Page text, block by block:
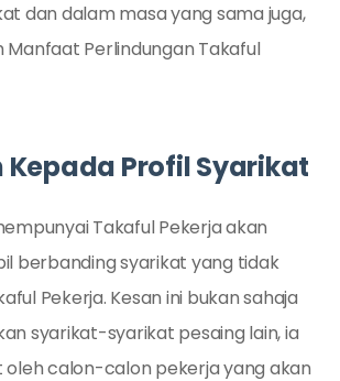
dan dalam masa yang sama juga,
Perlindungan Takaful
Kepada Profil Syarikat
Takaful Pekerja akan
berbanding syarikat yang tidak
Pekerja. Kesan ini bukan sahaja
syarikat-syarikat pesaing lain, ia
oleh calon-calon pekerja yang akan